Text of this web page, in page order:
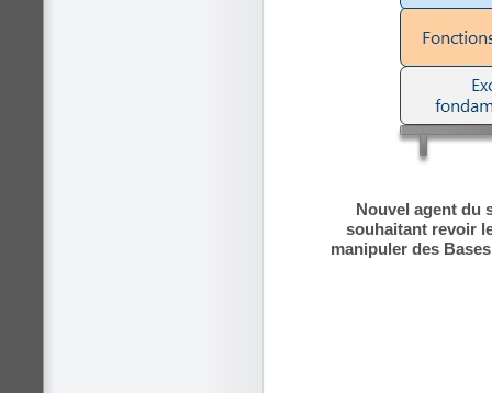
Nouvel agent du
souhaitant revoir
manipuler des